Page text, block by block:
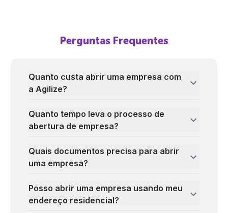
Perguntas Frequentes
Quanto custa abrir uma empresa com
a Agilize?
Quanto tempo leva o processo de
abertura de empresa?
Quais documentos precisa para abrir
uma empresa?
Posso abrir uma empresa usando meu
endereço residencial?